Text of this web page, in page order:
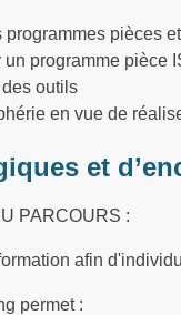
pièces
programme pièce
outils
en vue de
et
PARCOURS :
afin
permet :